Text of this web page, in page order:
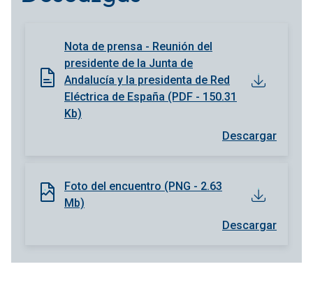
Nota de prensa - Reunión del
presidente de la Junta de
Andalucía y la presidenta de Red
Eléctrica de España (PDF - 150.31
Kb)
Descargar
Foto del encuentro (PNG - 2.63
Mb)
Descargar